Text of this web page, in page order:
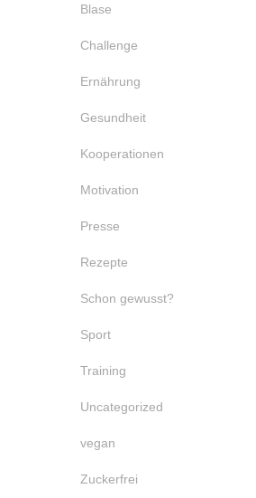
Blase
Challenge
Ernährung
Gesundheit
Kooperationen
Motivation
Presse
Rezepte
Schon gewusst?
Sport
Training
Uncategorized
vegan
Zuckerfrei